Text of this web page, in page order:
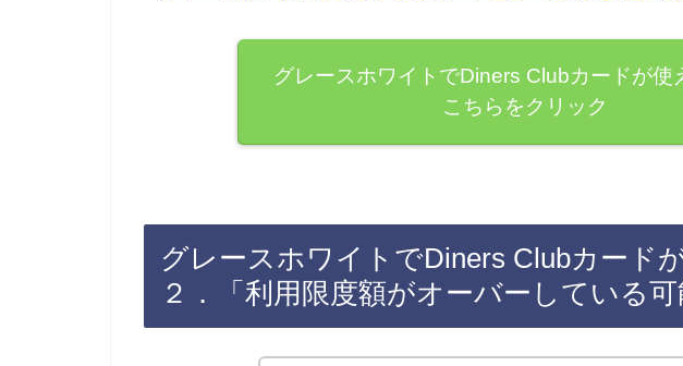
グレースホワイトでDiners Clubカードが使
こちらをクリック
グレースホワイトでDiners Clubカード
２．「利用限度額がオーバーしている可